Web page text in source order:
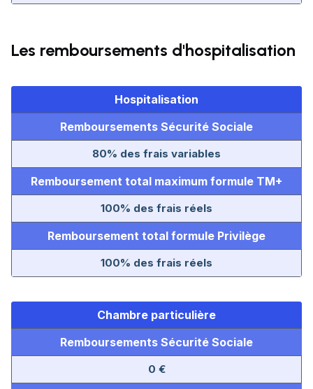
Les remboursements d'hospitalisation
Hospitalisation
Remboursements Sécurité Sociale
80% des frais variables
Remboursement total maximum formule TM+
100% des frais réels
Remboursement total formule Privilège
100% des frais réels
Chambre particulière
Remboursements Sécurité Sociale
0 €